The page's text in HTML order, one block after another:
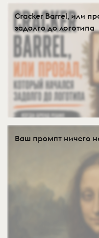
Cracker Barrel, или
задолго до логотипа
Ваш промпт ничего